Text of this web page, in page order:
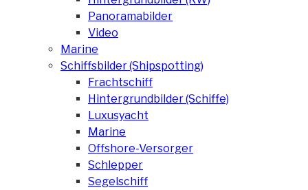
Panoramabilder
Video
Marine
Schiffsbilder (Shipspotting)
Frachtschiff
Hintergrundbilder (Schiffe)
Luxusyacht
Marine
Offshore-Versorger
Schlepper
Segelschiff